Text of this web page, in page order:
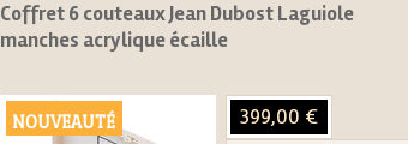
Coffret 6 couteaux Jean Dubost Laguiole
manches acrylique écaille
NOUVEAUTÉ 399,00 €